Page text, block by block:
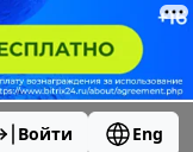
Войти Eng